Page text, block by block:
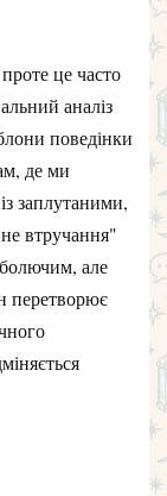
це часто
аналіз
поведінки
де ми
заплутаними,
втручання"
але
перетворює